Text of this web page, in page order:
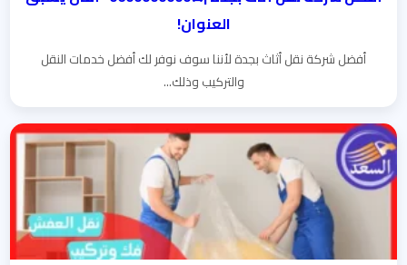
العنوان!
أفضل شركة نقل أثاث بجدة لأننا سوف نوفر لك أفضل خدمات النقل
والتركيب وذلك...